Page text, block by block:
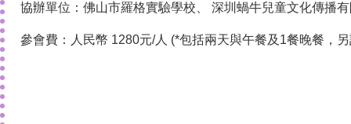
協辦單位：佛山市羅格實驗學校、 深圳蝸牛兒童文化傳播
參會費：人民幣 1280元/人 (*包括兩天與午餐及1餐晚餐，